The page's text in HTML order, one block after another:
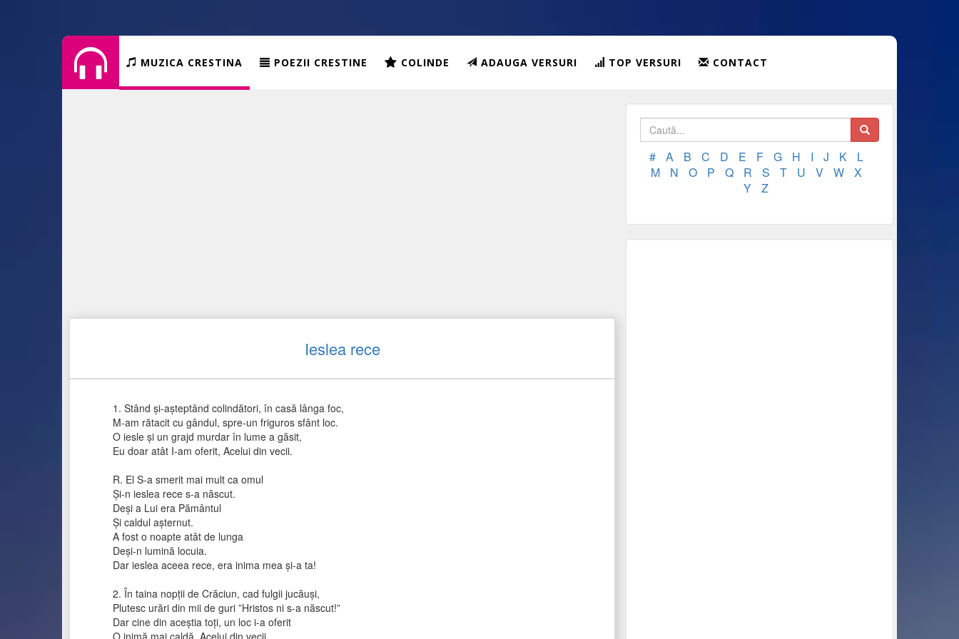
MUZICA CRESTINA POEZII CRESTINE COLINDE ADAUGA VERSURI TOP VERSURI CONTACT
Ieslea rece
1. Stând și-așteptând colindători, în casă lânga foc,
M-am rătacit cu gândul, spre-un friguros sfânt loc.
O iesle și un grajd murdar în lume a găsit,
Eu doar atât I-am oferit, Acelui din vecii.
R. El S-a smerit mai mult ca omul
Și-n ieslea rece s-a născut.
Deși a Lui era Pământul
Și caldul așternut.
A fost o noapte atât de lunga
Deși-n lumină locuia.
Dar ieslea aceea rece, era inima mea și-a ta!
2. În taina nopții de Crăciun, cad fulgii jucăuși,
Plutesc urări din mii de guri ”Hristos ni s-a născut!”
Dar cine din aceștia toți, un loc i-a oferit
O inimă mai caldă, Acelui din vecii..
# A B C D E F G H I J K
L
M
N O P Q R S T U V W
X
Y
Z